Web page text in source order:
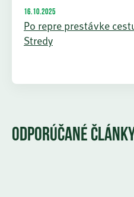
16.10.2025
Po repre prestávke
Stredy
ODPORÚČANÉ